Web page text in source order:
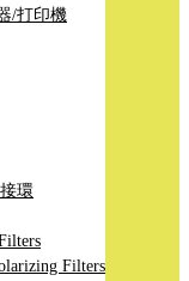
/打印機
環
Filters